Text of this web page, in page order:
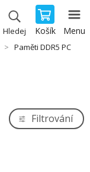
Hledej Košík Menu
Paměti DDR5 PC
Filtrování